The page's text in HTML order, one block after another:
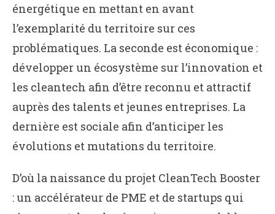
énergétique en mettant en avant
l’exemplarité du territoire sur ces
problématiques. La seconde est économique :
développer un écosystème sur l’innovation et
les cleantech afin d’être reconnu et attractif
auprès des talents et jeunes entreprises. La
dernière est sociale afin d’anticiper les
évolutions et mutations du territoire.
D’où la naissance du projet CleanTech Booster
: un accélérateur de PME et de startups qui